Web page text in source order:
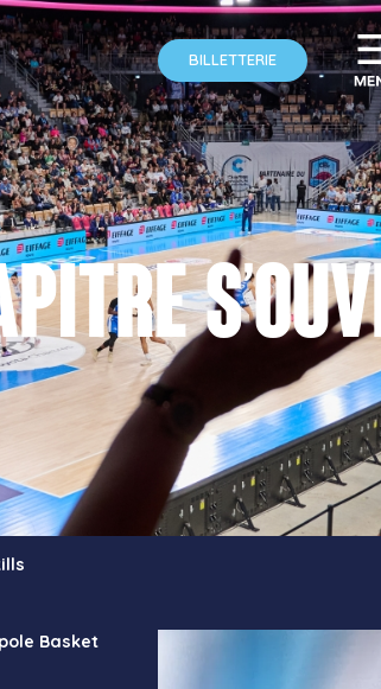
BILLETTERIE
Basket